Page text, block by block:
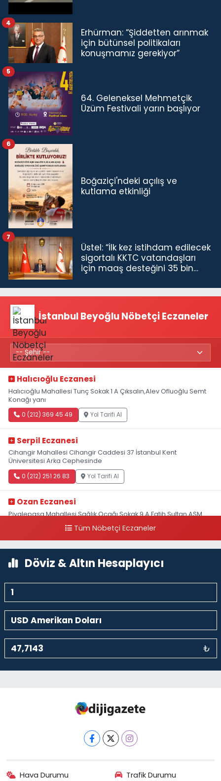
Erhürman: “Şiddetten arınmak
için bütünsel politikaları
konuşmamız gerekiyor”
4
64. Geleneksel Mehmetçik
Üzüm Festivali yarın başlıyor
5
Boğaziçi'ndeki açılış ve
kutlama etkinliği
6
Üstel: “İlk kez istihdam edilecek
sigortalı KKTC vatandaşları
için maaş desteğini 35 bin
7
İstanbul Beyoğlu Nöbetçi Eczaneler
Halıcıoğlu Eczanesi
Halıcıoğlu Mahallesi Tunç Sokak 1 A Çıksalın,Alev Ofluoğlu Semt
Konağı yanı
0 (212) 369 45 49 Yol Tarifi Al
Serpil Eczanesi
Cihangir Mahallesi Cihangir Caddesi 37 İstanbul Kent
Üniversitesi Arka Cephesinde
0 (212) 251 26 83 Yol Tarifi Al
Ozan Eczanesi
Piyalepaşa Mahallesi Sağlık Ocağı Sokak 9 A Fatih Sultan ASM
Tüm Nöbetçi Eczaneler
Döviz & Altın Hesaplayıcı
₺
Hava Durumu Trafik Durumu